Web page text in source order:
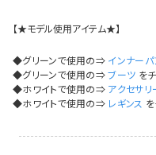
【★モデル使用アイテム★】
◆グリーンで使用の⇒ インナーパ
◆グリーンで使用の⇒ブーツ を
◆ホワイトで使用の⇒ アクセサリ
◆ホワイトで使用の⇒ レギンス